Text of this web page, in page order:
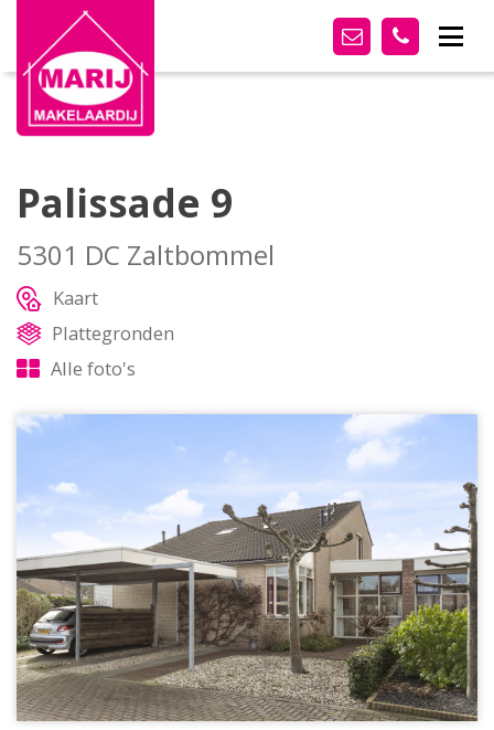
Palissade 9
5301 DC Zaltbommel
Kaart
Plattegronden
Alle foto's